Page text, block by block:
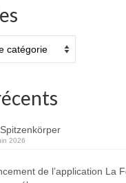
2026
de l’application La